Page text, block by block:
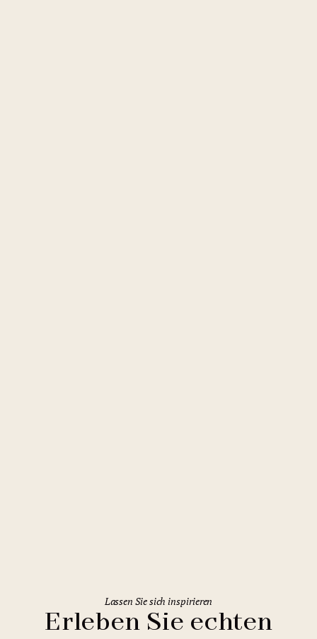
Erleben Sie echten
Lassen Sie sich inspirieren